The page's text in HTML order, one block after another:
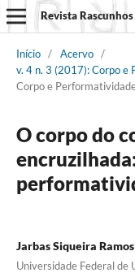
Revista
Início / Acervo /
v. 4 n. 3 (2017): Corpo e
Corpo e
O corpo do
Jarbas Siqueira Ramos
Universidade Federal de